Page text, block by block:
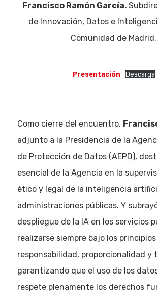
Francisco Ramón García.
de Innovación, Datos e
Comunidad de Madrid.
Presentación Descarga
Como cierre del encuentro,
adjunto a la Presidencia de la
de Protección de Datos (AEPD),
esencial de la Agencia en la
ético y legal de la inteligencia
administraciones públicas. Y
despliegue de la IA en los servicios
realizarse siempre bajo los
responsabilidad, proporcionalidad y
garantizando que el uso de los
respete plenamente los derechos